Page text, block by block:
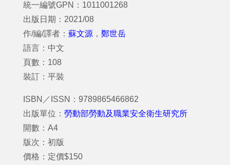
統一編號GPN：1011001268
出版日期：2021/08
作/編/譯者： 蘇文源 ， 鄭世岳
語言：中文
頁數：108
裝訂：平裝
ISBN／ISSN：9789865466862
出版單位： 勞動部勞動及職業安全衛生研究所
開數：A4
版次：初版
價格：定價$150